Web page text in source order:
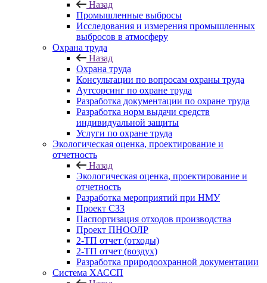
Назад
Промышленные выбросы
Исследования и измерения промышленных
выбросов в атмосферу
Охрана труда
Назад
Охрана труда
Консультации по вопросам охраны труда
Аутсорсинг по охране труда
Разработка документации по охране труда
Разработка норм выдачи средств
индивидуальной защиты
Услуги по охране труда
Экологическая оценка, проектирование и
отчетность
Назад
Экологическая оценка, проектирование и
отчетность
Разработка мероприятий при НМУ
Проект СЗЗ
Паспортизация отходов производства
Проект ПНООЛР
2-ТП отчет (отходы)
2-ТП отчет (воздух)
Разработка природоохранной документации
Система ХАССП